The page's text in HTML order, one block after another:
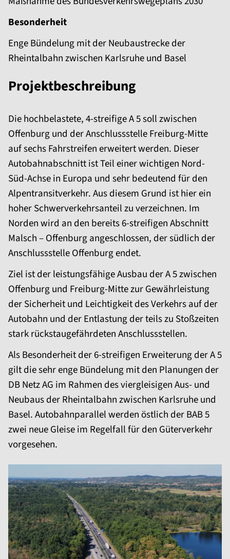
Besonderheit
Enge Bündelung mit der Neubaustrecke der
Rheintalbahn zwischen Karlsruhe und Basel
Projektbeschreibung
Die hochbelastete, 4-streifige A 5 soll zwischen
Offenburg und der Anschlussstelle Freiburg-Mitte
auf sechs Fahrstreifen erweitert werden. Dieser
Autobahnabschnitt ist Teil einer wichtigen Nord-
Süd-Achse in Europa und sehr bedeutend für den
Alpentransitverkehr. Aus diesem Grund ist hier ein
hoher Schwerverkehrsanteil zu verzeichnen. Im
Norden wird an den bereits 6-streifigen Abschnitt
Malsch – Offenburg angeschlossen, der südlich der
Anschlussstelle Offenburg endet.
Ziel ist der leistungsfähige Ausbau der A 5 zwischen
Offenburg und Freiburg-Mitte zur Gewährleistung
der Sicherheit und Leichtigkeit des Verkehrs auf der
Autobahn und der Entlastung der teils zu Stoßzeiten
stark rückstaugefährdeten Anschlussstellen.
Als Besonderheit der 6-streifigen Erweiterung der A 5
gilt die sehr enge Bündelung mit den Planungen der
DB Netz AG im Rahmen des viergleisigen Aus- und
Neubaus der Rheintalbahn zwischen Karlsruhe und
Basel. Autobahnparallel werden östlich der BAB 5
zwei neue Gleise im Regelfall für den Güterverkehr
vorgesehen.